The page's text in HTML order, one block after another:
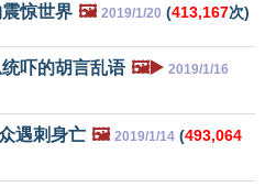
惊世界 🖼️ 2019/1/20 (413,167次)
吓的胡言乱语 🖼️▶️ 2019/1/16
遇刺身亡 🖼️ 2019/1/14 (493,064